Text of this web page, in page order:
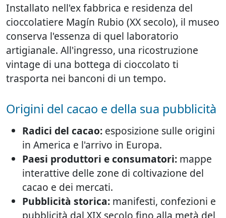
Installato nell'ex fabbrica e residenza del
cioccolatiere Magín Rubio (XX secolo), il museo
conserva l'essenza di quel laboratorio
artigianale. All'ingresso, una ricostruzione
vintage di una bottega di cioccolato ti
trasporta nei banconi di un tempo.
Origini del cacao e della sua pubblicità
Radici del cacao: esposizione sulle origini
in America e l'arrivo in Europa.
Paesi produttori e consumatori: mappe
interattive delle zone di coltivazione del
cacao e dei mercati.
Pubblicità storica: manifesti, confezioni e
pubblicità dal XIX secolo fino alla metà del